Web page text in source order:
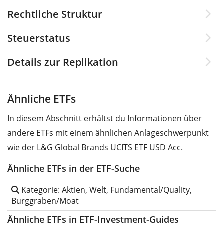
Rechtliche Struktur
Steuerstatus
Details zur Replikation
Ähnliche ETFs
In diesem Abschnitt erhältst du Informationen über
andere ETFs mit einem ähnlichen Anlageschwerpunkt
wie der L&G Global Brands UCITS ETF USD Acc.
Ähnliche ETFs in der ETF-Suche
Kategorie: Aktien, Welt, Fundamental/Quality,
Burggraben/Moat
Ähnliche ETFs in ETF-Investment-Guides